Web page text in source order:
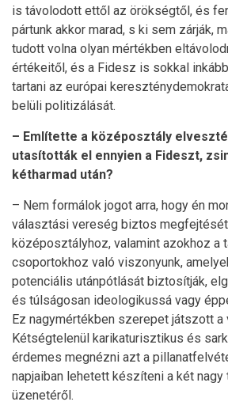
is távolodott ettől az örökségtől, és
pártunk akkor marad, s ki sem zárják,
tudott volna olyan mértékben
értékeitől, és a Fidesz is sokkal
tartani az európai
belüli politizálását.
– Említette a középosztály
utasították el ennyien a Fideszt,
kétharmad után?
– Nem formálok jogot arra, hogy én
választási vereség biztos
középosztályhoz, valamint azokhoz a
csoportokhoz való viszonyunk,
potenciális utánpótlását biztosítják,
és túlságosan ideologikussá vagy
Ez nagymértékben szerepet játszott a
Kétségtelenül karikaturisztikus és
érdemes megnézni azt a
napjaiban lehetett készíteni a két
üzenetéről.